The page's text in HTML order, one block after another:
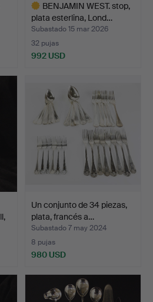
BENJAMIN WEST. stop,
plata esterlina, Lond…
Subastado 15 mar 2026
32 pujas
992 USD
seleccionado
Un conjunto de 34 piezas,
plata, francés a…
Subastado 7 may 2024
8 pujas
980 USD